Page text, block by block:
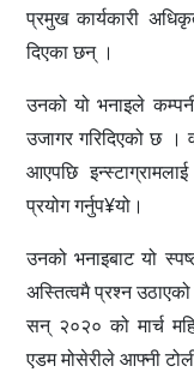
प्रमुख कार्यकारी
दिएका छन् ।
उनको यो भनाइले
उजागर गरिदिएको छ
आएपछि
प्रयोग गर्नुप¥यो।
उनको भनाइबाट यो
अस्तित्वमै प्रश्न उठाएको
सन् २०२० को मार्च
एडम मोसेरीले आफ्नी